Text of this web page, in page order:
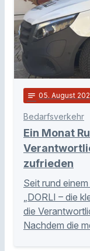
notes 05. August
Bedarfsverkehr
Ein Monat
zufrieden
Seit rund
„DORLI – die
die
Nachdem die